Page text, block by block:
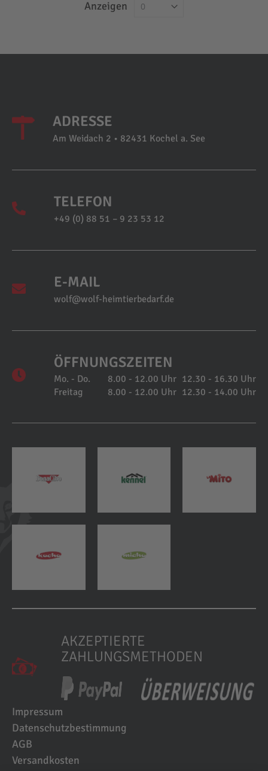
Anzeigen
ADRESSE
Am Weidach 2 • 82431 Kochel a. See
TELEFON
+49 (0) 88 51 – 9 23 53 12
E-MAIL
wolf@wolf-heimtierbedarf.de
ÖFFNUNGSZEITEN
Mo. - Do. 8.00 - 12.00 Uhr 12.30 - 16.30 Uhr
Freitag
8.00 - 12.00 Uhr 12.30 - 14.00 Uhr
AKZEPTIERTE
ZAHLUNGSMETHODEN
Impressum
Datenschutzbestimmung
AGB
Versandkosten